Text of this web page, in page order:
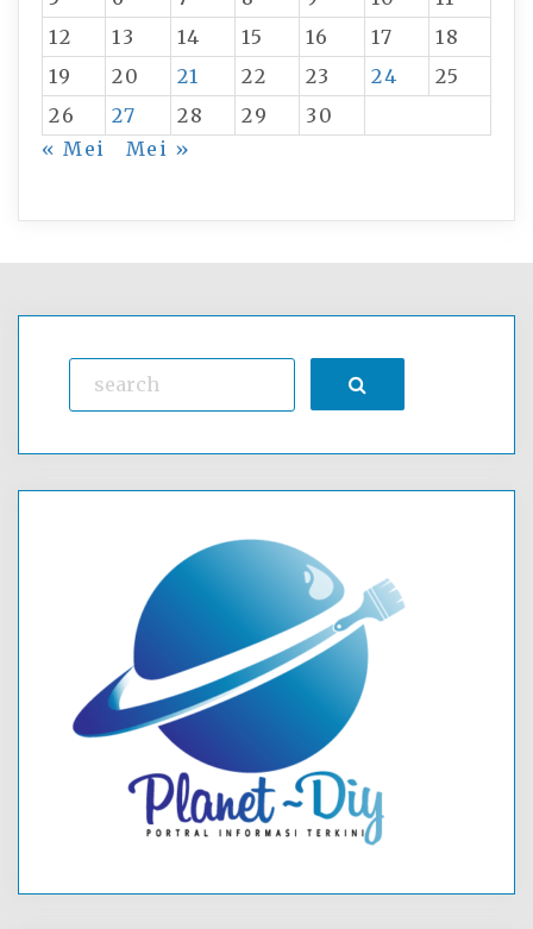
12
13 14 15 16 17
18
19
20 21 22 23 24
25
26
27 28 29
30
« Mei
Mei »
Search